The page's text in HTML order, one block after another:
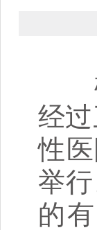
根
经
性
举
的